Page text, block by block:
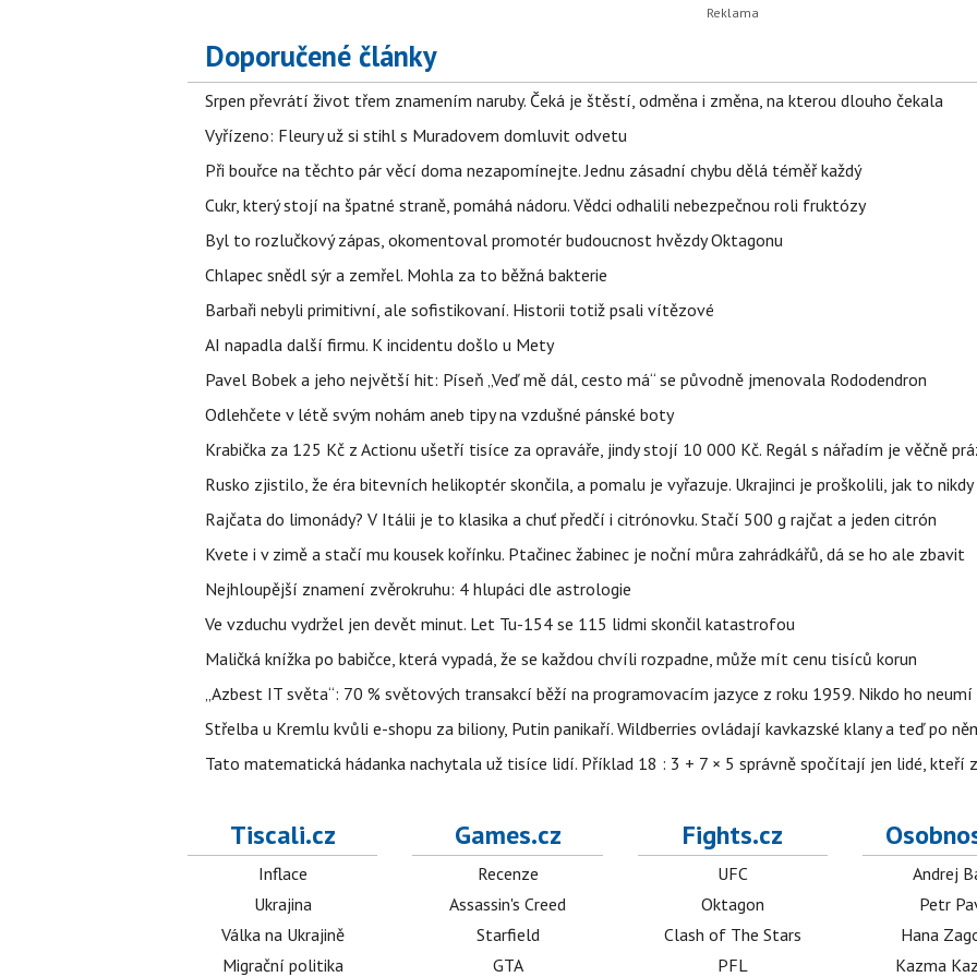
Doporučené články
Srpen převrátí život třem znamením naruby. Čeká je štěstí, odměna i změna, na kterou dlouho čekala
Vyřízeno: Fleury už si stihl s Muradovem domluvit odvetu
Při bouřce na těchto pár věcí doma nezapomínejte. Jednu zásadní chybu dělá téměř každý
Cukr, který stojí na špatné straně, pomáhá nádoru. Vědci odhalili nebezpečnou roli fruktózy
Byl to rozlučkový zápas, okomentoval promotér budoucnost hvězdy Oktagonu
Chlapec snědl sýr a zemřel. Mohla za to běžná bakterie
Barbaři nebyli primitivní, ale sofistikovaní. Historii totiž psali vítězové
AI napadla další firmu. K incidentu došlo u Mety
Pavel Bobek a jeho největší hit: Píseň „Veď mě dál, cesto má“ se původně jmenovala Rododendron
Odlehčete v létě svým nohám aneb tipy na vzdušné pánské boty
Krabička za 125 Kč z Actionu ušetří tisíce za opraváře, jindy stojí 10 000 Kč. Regál s nářadím je věčně
Rusko zjistilo, že éra bitevních helikoptér skončila, a pomalu je vyřazuje. Ukrajinci je proškolili, jak to nikdy
Rajčata do limonády? V Itálii je to klasika a chuť předčí i citrónovku. Stačí 500 g rajčat a jeden citrón
Kvete i v zimě a stačí mu kousek kořínku. Ptačinec žabinec je noční můra zahrádkářů, dá se ho ale zbavit
Nejhloupější znamení zvěrokruhu: 4 hlupáci dle astrologie
Ve vzduchu vydržel jen devět minut. Let Tu-154 se 115 lidmi skončil katastrofou
Maličká knížka po babičce, která vypadá, že se každou chvíli rozpadne, může mít cenu tisíců korun
„Azbest IT světa“: 70 % světových transakcí běží na programovacím jazyce z roku 1959. Nikdo ho
Střelba u Kremlu kvůli e-shopu za biliony, Putin panikaří. Wildberries ovládají kavkazské klany a teď po
Tato matematická hádanka nachytala už tisíce lidí. Příklad 18 : 3 + 7 × 5 správně spočítají jen lidé, kteří
Tiscali.cz
Inflace
Ukrajina
Válka na Ukrajině
Migrační politika
Games.cz
Recenze
Assassin's Creed
Starfield
GTA
Fights.cz
UFC
Oktagon
Clash of The Stars
PFL
Andrej
Petr
Hana
Kazma